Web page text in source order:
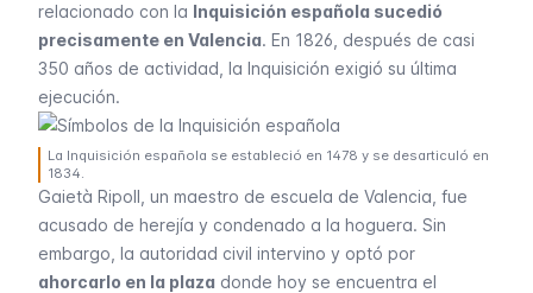
relacionado con la Inquisición española sucedió
precisamente en Valencia. En 1826, después de casi
350 años de actividad, la Inquisición exigió su última
ejecución.
La Inquisición española se estableció en 1478 y se desarticuló en
1834.
Gaietà Ripoll, un maestro de escuela de Valencia, fue
acusado de herejía y condenado a la hoguera. Sin
embargo, la autoridad civil intervino y optó por
ahorcarlo en la plaza donde hoy se encuentra el